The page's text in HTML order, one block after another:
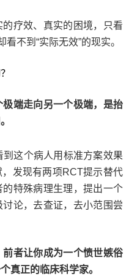
疗效、真实的困境，只看
看不到 “实际无效”的现实。
端走向另一个极端，是抬
到这个病人用标准方案效果
发现有两项RCT提示替代
特殊病理生理，提出一个
论，去查证，去小范围尝
者让你成为一个愤世嫉俗
真正的临床科学家。